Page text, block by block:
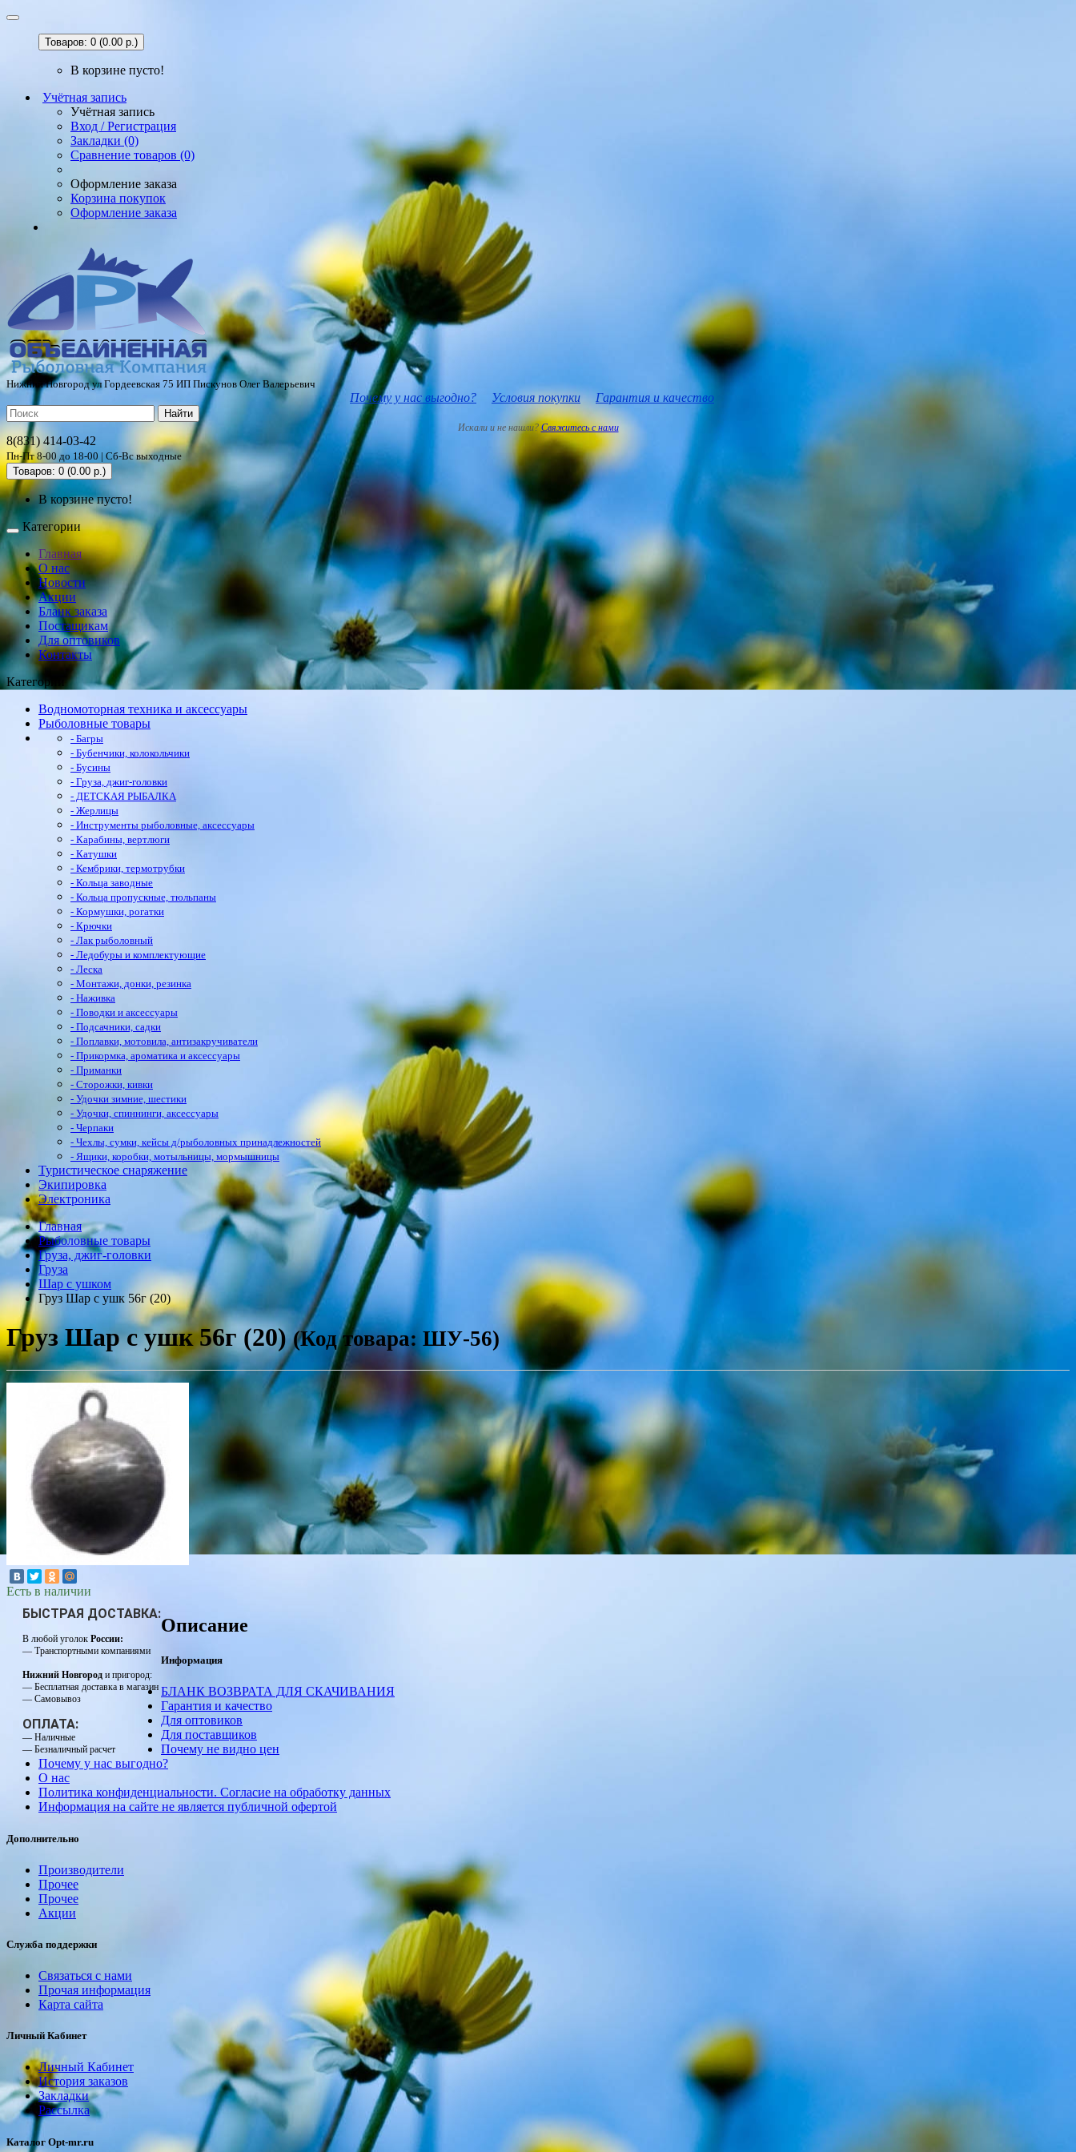
Товаров: 0 (0.00 р.)
В корзине пусто!
Учётная запись
Учётная запись
Вход / Регистрация
Закладки (0)
Сравнение товаров (0)
Оформление заказа
Корзина покупок
Оформление заказа
Нижний Новгород ул Гордеевская 75 ИП Пискунов Олег Валерьевич
Почему у нас выгодно? Условия покупки Гарантия и качество
Найти
Искали и не нашли? Свяжитесь с нами
8(831) 414-03-42
Пн-Пт 8-00 до 18-00 | Сб-Вс выходные
Товаров: 0 (0.00 р.)
В корзине пусто!
Категории
Главная
О нас
Новости
Акции
Бланк заказа
Постащикам
Для оптовиков
Контакты
Категории
Водномоторная техника и аксессуары
Рыболовные товары
- Багры
- Бубенчики, колокольчики
- Бусины
- Груза, джиг-головки
- ДЕТСКАЯ РЫБАЛКА
- Жерлицы
- Инструменты рыболовные, аксессуары
- Карабины, вертлюги
- Катушки
- Кембрики, термотрубки
- Кольца заводные
- Кольца пропускные, тюльпаны
- Кормушки, рогатки
- Крючки
- Лак рыболовный
- Ледобуры и комплектующие
- Леска
- Монтажи, донки, резинка
- Наживка
- Поводки и аксессуары
- Подсачники, садки
- Поплавки, мотовила, антизакручиватели
- Прикормка, ароматика и аксессуары
- Приманки
- Сторожки, кивки
- Удочки зимние, шестики
- Удочки, спиннинги, аксессуары
- Черпаки
- Чехлы, сумки, кейсы д/рыболовных принадлежностей
- Ящики, коробки, мотыльницы, мормышницы
Туристическое снаряжение
Экипировка
Электроника
Главная
Рыболовные товары
Груза, джиг-головки
Груза
Шар с ушком
Груз Шар с ушк 56г (20)
Груз Шар с ушк 56г (20) (Код товара: ШУ-56)
Есть в наличии
БЫСТРАЯ ДОСТАВКА:
В любой уголок России:
— Транспортными компаниями
Нижний Новгород и пригород:
— Бесплатная доставка в магазин
— Самовывоз
ОПЛАТА:
— Наличные
— Безналичный расчет
Описание
Информация
БЛАНК ВОЗВРАТА ДЛЯ СКАЧИВАНИЯ
Гарантия и качество
Для оптовиков
Для поставщиков
Почему не видно цен
Почему у нас выгодно?
О нас
Политика конфиденциальности. Согласие на обработку данных
Информация на сайте не является публичной офертой
Дополнительно
Производители
Прочее
Прочее
Акции
Служба поддержки
Связаться с нами
Прочая информация
Карта сайта
Личный Кабинет
Личный Кабинет
История заказов
Закладки
Рассылка
Каталог Opt-mr.ru